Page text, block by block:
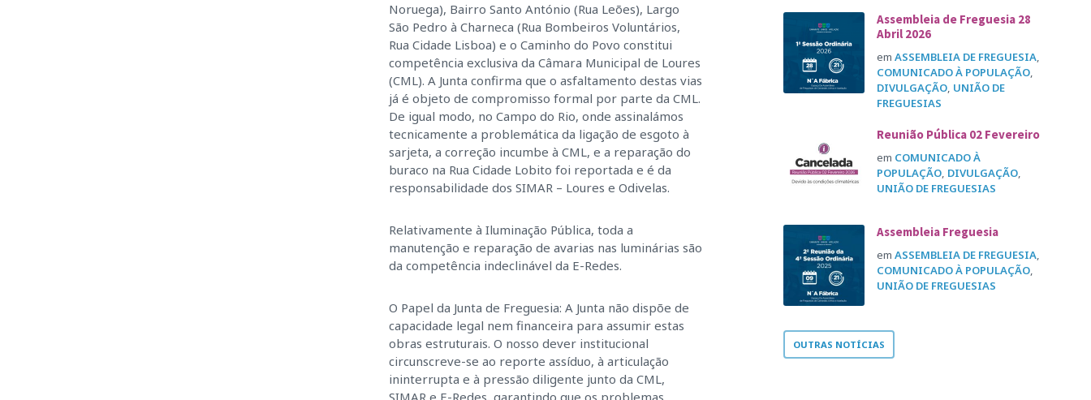
Noruega), Bairro Santo António (Rua Leões), Largo
São Pedro à Charneca (Rua Bombeiros Voluntários,
Rua Cidade Lisboa) e o Caminho do Povo constitui
competência exclusiva da Câmara Municipal de Loures
(CML). A Junta confirma que o asfaltamento destas vias
já é objeto de compromisso formal por parte da CML.
De igual modo, no Campo do Rio, onde assinalámos
tecnicamente a problemática da ligação de esgoto à
sarjeta, a correção incumbe à CML, e a reparação do
buraco na Rua Cidade Lobito foi reportada e é da
responsabilidade dos SIMAR – Loures e Odivelas.
Relativamente à Iluminação Pública, toda a
manutenção e reparação de avarias nas luminárias são
da competência indeclinável da E-Redes.
O Papel da Junta de Freguesia: A Junta não dispõe de
capacidade legal nem financeira para assumir estas
obras estruturais. O nosso dever institucional
circunscreve-se ao reporte assíduo, à articulação
ininterrupta e à pressão diligente junto da CML,
SIMAR e E-Redes, garantindo que os problemas
Assembleia de Freguesia 28
Abril 2026
emASSEMBLEIA DE FREGUESIA,
COMUNICADO À POPULAÇÃO,
DIVULGAÇÃO, UNIÃO DE
FREGUESIAS
Reunião Pública 02 Fevereiro
em COMUNICADO À
POPULAÇÃO, DIVULGAÇÃO,
UNIÃO DE FREGUESIAS
Assembleia Freguesia
emASSEMBLEIA DE FREGUESIA,
COMUNICADO À POPULAÇÃO,
UNIÃO DE FREGUESIAS
OUTRAS NOTÍCIAS